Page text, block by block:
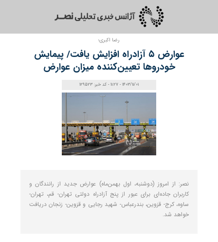
رضا اکبری؛
عوارض ۵ آزادراه افزایش یافت/ پیمایش
خودروها تعیین‌کننده میزان عوارض
1403/11/01 - 11:27 - کد خبر: 129523
نصر: از امروز (دوشنبه، اول بهمن‌ماه) عوارض جدید از رانندگان و
کاربران جاده‌ای برای عبور از پنج آزادراه دولتی تهران- قم، تهران-
ساوه، کرج- قزوین، بندرعباس- شهید رجایی و قزوین- زنجان دریافت
خواهد شد.